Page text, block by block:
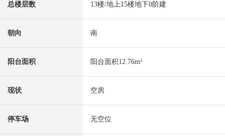
总楼层数 13楼/地上15楼地下0阶建
朝向 南
阳台面积 阳台面积12.76m²
现状 空房
停车场 无空位